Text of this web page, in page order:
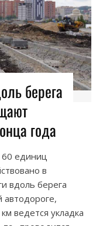
берега
года
60 единиц
в
вдоль берега
автодороге,
ведется укладка